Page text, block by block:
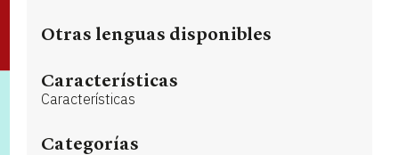
Otras lenguas disponibles
Características
Características
Categorías